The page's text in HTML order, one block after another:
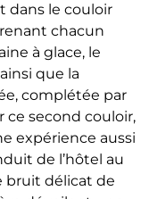
dans le couloir
chacun
à glace, le
que la
complétée par
ce second couloir,
expérience aussi
de l’hôtel au
bruit délicat de